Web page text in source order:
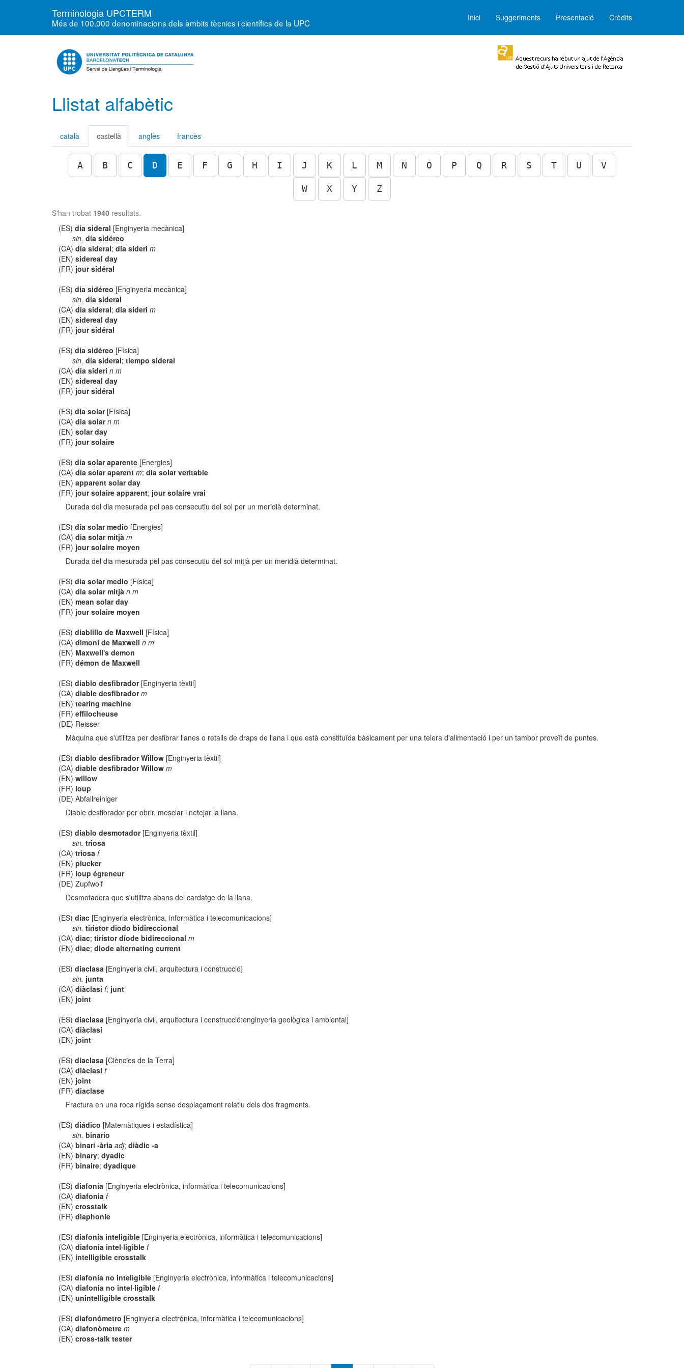
Terminologia UPCTERM
Més de 100.000 denominacions dels àmbits tècnics i científics de la UPC Inici Suggeriments Presentació Crèdits
Llistat alfabètic
català castellà anglès francès
A B C D E F G H I J K L M N O P Q R S T U V
W X Y Z
S'han trobat 1940 resultats.
(ES)día sideral [Enginyeria mecànica]
sin. día sidéreo
(CA)dia sideral;dia sideri m
(EN)sidereal day
(FR) jour sidéral
(ES)día sidéreo [Enginyeria mecànica]
sin. día sideral
(CA)dia sideral;dia sideri m
(EN)sidereal day
(FR) jour sidéral
(ES)día sidéreo [Física]
sin. día sideral; tiempo sideral
(CA)dia sideri n m
(EN)sidereal day
(FR) jour sidéral
(ES)día solar[Física]
(CA)dia solar n m
(EN)solar day
(FR) jour solaire
(ES)día solar aparente [Energies]
(CA)dia solar aparent m;dia solar veritable
(EN)apparent solar day
(FR) jour solaire apparent; jour solaire vrai
Durada del dia mesurada pel pas consecutiu del sol per un meridià determinat.
(ES)día solar medio [Energies]
(CA)dia solar mitjà m
(FR) jour solaire moyen
Durada del dia mesurada pel pas consecutiu del sol mitjà per un meridià determinat.
(ES)día solar medio [Física]
(CA)dia solar mitjà n m
(EN)mean solar day
(FR) jour solaire moyen
(ES)diablillo de Maxwell [Física]
(CA)dimoni de Maxwell n m
(EN) Maxwell's demon
(FR)démon de Maxwell
(ES)diablo desfibrador[Enginyeria tèxtil]
(CA)diable desfibrador m
(EN)tearing machine
(FR)effilocheuse
(DE) Reisser
Màquina que s'utilitza per desfibrar llanes o retalls de draps de llana i que està constituïda bàsicament per una telera d'alimentació i per un tambor proveït de puntes.
(ES)diablo desfibrador Willow [Enginyeria tèxtil]
(CA)diable desfibrador Willow m
(EN)willow
(FR) loup
(DE) Abfallreiniger
Diable desfibrador per obrir, mesclar i netejar la llana.
(ES)diablo desmotador[Enginyeria tèxtil]
sin. triosa
(CA)triosa f
(EN)plucker
(FR) loup égreneur
(DE) Zupfwolf
Desmotadora que s'utilitza abans del cardatge de la llana.
(ES)diac [Enginyeria electrònica, informàtica i telecomunicacions]
sin. tiristor diodo bidireccional
(CA)diac;tiristor díode bidireccional m
(EN)diac;diode alternating current
(ES)diaclasa [Enginyeria civil, arquitectura i construcció]
sin. junta
(CA)diàclasi f; junt
(EN) joint
(ES)diaclasa [Enginyeria civil, arquitectura i construcció:enginyeria geològica i ambiental]
(CA)diàclasi
(EN) joint
(ES)diaclasa [Ciències de la Terra]
(CA)diàclasi f
(EN) joint
(FR)diaclase
Fractura en una roca rígida sense desplaçament relatiu dels dos fragments.
(ES)diádico [Matemàtiques i estadística]
sin. binario
(CA)binari -ària adj;diàdic -a
(EN)binary;dyadic
(FR)binaire;dyadique
(ES)diafonía [Enginyeria electrònica, informàtica i telecomunicacions]
(CA)diafonia f
(EN)crosstalk
(FR)diaphonie
(ES)diafonía inteligible [Enginyeria electrònica, informàtica i telecomunicacions]
(CA)diafonia intel·ligible f
(EN) intelligible crosstalk
(ES)diafonía no inteligible [Enginyeria electrònica, informàtica i telecomunicacions]
(CA)diafonia no intel·ligible f
(EN)unintelligible crosstalk
(ES)diafonómetro [Enginyeria electrònica, informàtica i telecomunicacions]
(CA)diafonòmetre m
(EN)cross-talk tester